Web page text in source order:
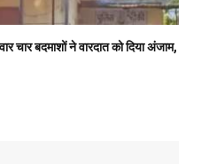
चार बदमाशों ने वारदात को दिया अंजाम,